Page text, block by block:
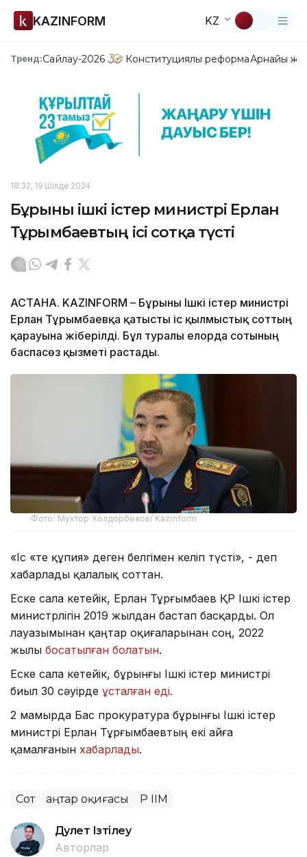
KAZINFORM KZ
Тренд:Сайлау-2026 Конституциялық реформаАрнайы
18:32, 19 Шілде 2024
Бұрынғы ішкі істер министрі Ерлан
Тұрғымбаевтың ісі сотқа түсті
АСТАНА. KAZINFORM – Бұрынғы Ішкі істер министрі
Ерлан Тұрғымбаевқа қатысты іс қылмыстық соттың
қарауына жіберілді. Бұл туралы елорда сотының
баспасөз қызметі растады.
Фото: Мухтор Холдорбеков/ Kazinform
«Іс «өте құпия» деген белгімен келіп түсті», - деп
хабарлады қалалық соттан.
Еске сала кетейік, Ерлан Тұрғымбаев ҚР Ішкі істер
министрлігін 2019 жылдан бастап басқарды. Ол
лауазымынан қаңтар оқиғаларынан соң, 2022
жылы босатылған болатын.
Еске сала кетейік, бұрынғы Ішкі істер министрі
биыл 30 сәуірде ұсталған еді.
2 мамырда Бас прокуратура бұрынғы Ішкі істер
министрі Ерлан Тұрғымбаевтың екі айға
қамалғанын хабарлады.
Сот Қаңтар оқиғасы ҚР ІІМ
Дәулет Ізтілеу
Авторлар